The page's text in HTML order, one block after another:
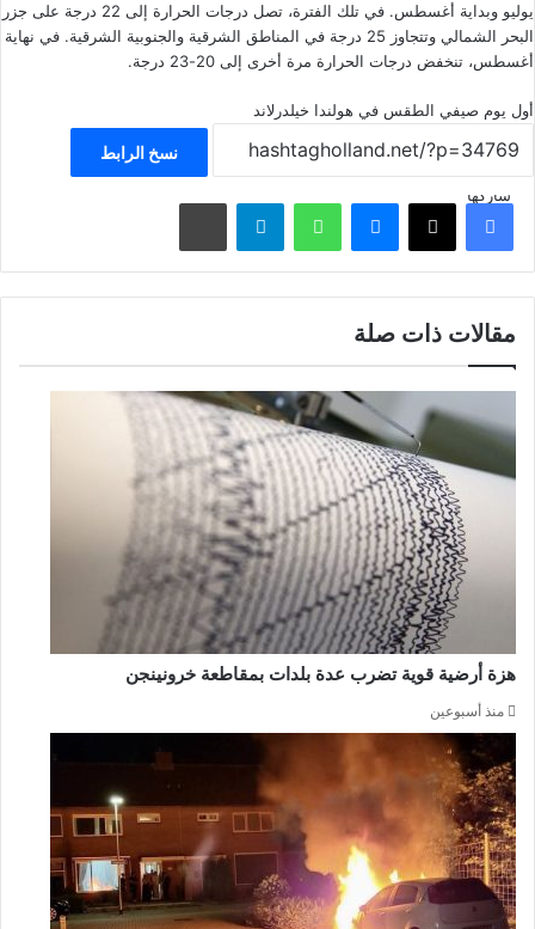
يوليو وبداية أغسطس. في تلك الفترة، تصل درجات الحرارة إلى 22 درجة على جزر
البحر الشمالي وتتجاوز 25 درجة في المناطق الشرقية والجنوبية الشرقية. في نهاية
أغسطس، تنخفض درجات الحرارة مرة أخرى إلى 20-23 درجة.
أول يوم صيفي الطقس في هولندا خيلدرلاند
نسخ الرابط
شاركهافيسبوك ‫X ماسنجر واتساب تيلقرام مشاركة عبر البريد
مقالات ذات صلة
هزة أرضية قوية تضرب عدة بلدات بمقاطعة خرونينجن
منذ أسبوعين